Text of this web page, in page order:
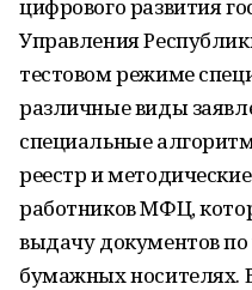
цифрового развития
Управления
тестовом режиме
различные виды
специальные
реестр и
работников МФЦ,
выдачу документов по
бумажных носителях.